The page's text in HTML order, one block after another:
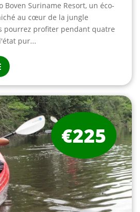
Boven Suriname Resort, un éco-
au cœur de la jungle
pourrez profiter pendant quatre
pur...
€225